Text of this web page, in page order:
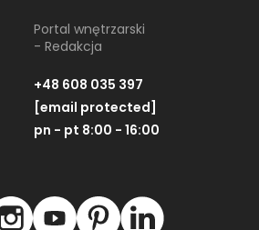
Portal wnętrzarski
- Redakcja
+48 608 035 397
[email protected]
pn - pt 8:00 - 16:00